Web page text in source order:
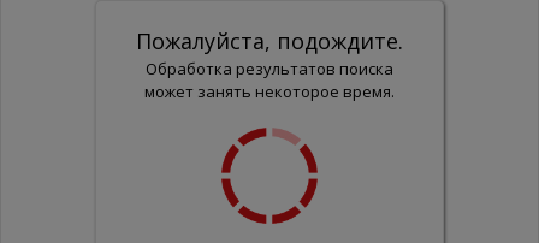
Пожалуйста, подождите.
Обработка результатов поиска
может занять некоторое время.